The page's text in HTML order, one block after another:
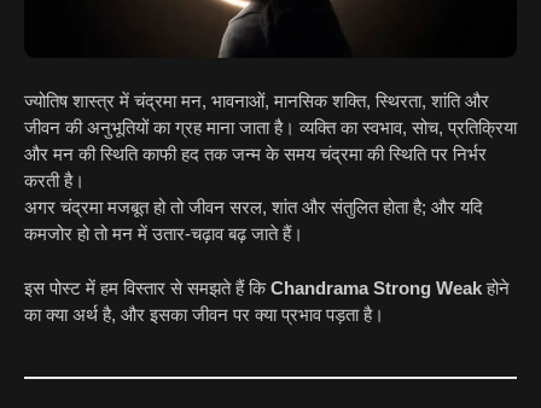
ज्योतिष शास्त्र में चंद्रमा मन, भावनाओं, मानसिक शक्ति, स्थिरता, शांति और
जीवन की अनुभूतियों का ग्रह माना जाता है। व्यक्ति का स्वभाव, सोच, प्रतिक्रिया
और मन की स्थिति काफी हद तक जन्म के समय चंद्रमा की स्थिति पर निर्भर
करती है।
अगर चंद्रमा मजबूत हो तो जीवन सरल, शांत और संतुलित होता है; और यदि
कमजोर हो तो मन में उतार-चढ़ाव बढ़ जाते हैं।
इस पोस्ट में हम विस्तार से समझते हैं किChandrama Strong Weakहोने
का क्या अर्थ है, और इसका जीवन पर क्या प्रभाव पड़ता है।